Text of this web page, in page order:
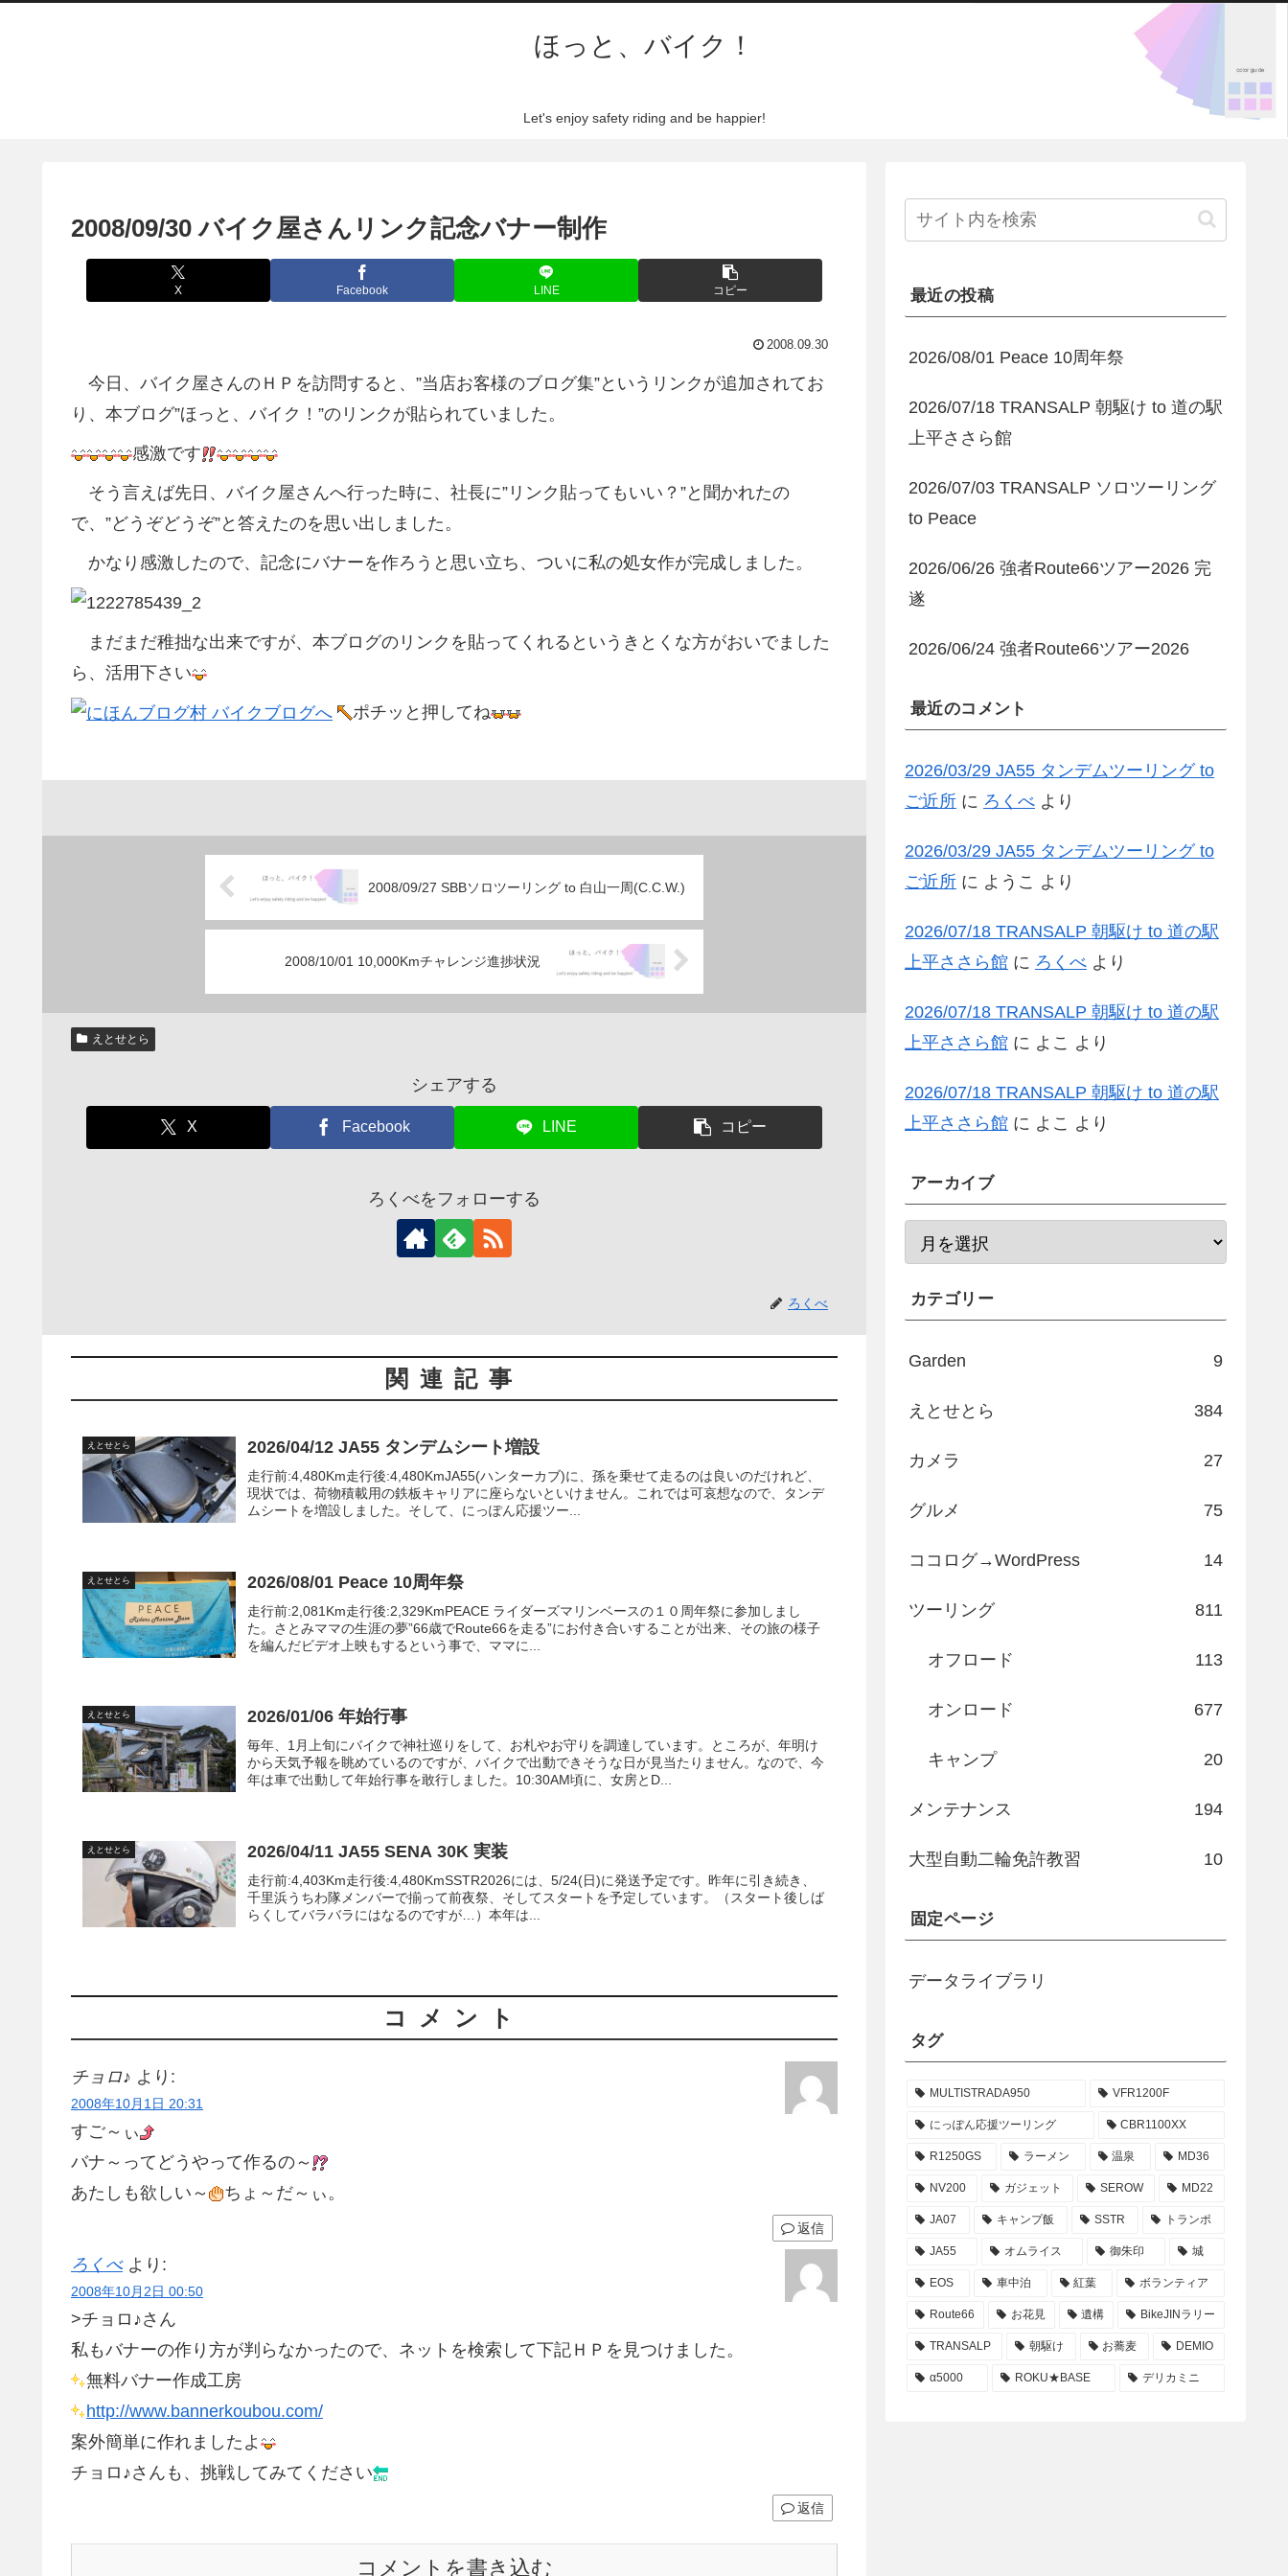
ほっと、バイク！
Let's enjoy safety riding and be happier!
2008/09/30 バイク屋さんリンク記念バナー制作
X Facebook LINE コピー
2008.09.30
今日、バイク屋さんのＨＰを訪問すると、”当店お客様のブログ集”というリンクが追加されてお
り、本ブログ”ほっと、バイク！”のリンクが貼られていました。
感激です
そう言えば先日、バイク屋さんへ行った時に、社長に”リンク貼ってもいい？”と聞かれたの
で、”どうぞどうぞ”と答えたのを思い出しました。
かなり感激したので、記念にバナーを作ろうと思い立ち、ついに私の処女作が完成しました。
まだまだ稚拙な出来ですが、本ブログのリンクを貼ってくれるというきとくな方がおいでました
ら、活用下さい
ポチッと押してね
2008/09/27 SBBソロツーリング to 白山一周(C.C.W.)
2008/10/01 10,000Kmチャレンジ進捗状況
えとせとら
シェアする
X Facebook LINE コピー
ろくべをフォローする
ろくべ
関連記事
えとせとら 2026/04/12 JA55 タンデムシート増設
走行前:4,480Km走行後:4,480KmJA55(ハンターカブ)に、孫を乗せて走るのは良いのだけれど、
現状では、荷物積載用の鉄板キャリアに座らないといけません。これでは可哀想なので、タンデ
ムシートを増設しました。そして、にっぽん応援ツー...
えとせとら 2026/08/01 Peace 10周年祭
走行前:2,081Km走行後:2,329KmPEACE ライダーズマリンベースの１０周年祭に参加しまし
た。さとみママの生涯の夢”66歳でRoute66を走る”にお付き合いすることが出来、その旅の様子
を編んだビデオ上映もするという事で、ママに...
えとせとら 2026/01/06 年始行事
毎年、1月上旬にバイクで神社巡りをして、お札やお守りを調達しています。ところが、年明け
から天気予報を眺めているのですが、バイクで出動できそうな日が見当たりません。なので、今
年は車で出動して年始行事を敢行しました。10:30AM頃に、女房とD...
えとせとら 2026/04/11 JA55 SENA 30K 実装
走行前:4,403Km走行後:4,480KmSSTR2026には、5/24(日)に発送予定です。昨年に引き続き、
千里浜うちわ隊メンバーで揃って前夜祭、そしてスタートを予定しています。（スタート後しば
らくしてバラバラにはなるのですが…）本年は...
コメント
チョロ♪ より:
2008年10月1日 20:31
すご～ぃ
バナ～ってどうやって作るの～
あたしも欲しい～
ちょ～だ～ぃ。
返信
ろくべ より:
2008年10月2日 00:50
>チョロ♪さん
私もバナーの作り方が判らなかったので、ネットを検索して下記ＨＰを見つけました。
無料バナー作成工房
http://www.bannerkoubou.com/
案外簡単に作れましたよ
チョロ♪さんも、挑戦してみてください
返信
コメントを書き込む
最近の投稿
2026/08/01 Peace 10周年祭
2026/07/18 TRANSALP 朝駆け to 道の駅
上平ささら館
2026/07/03 TRANSALP ソロツーリング
to Peace
2026/06/26 強者Route66ツアー2026 完
遂
2026/06/24 強者Route66ツアー2026
最近のコメント
2026/03/29 JA55 タンデムツーリング to
ご近所 に ろくべ より
2026/03/29 JA55 タンデムツーリング to
ご近所 に ようこ より
2026/07/18 TRANSALP 朝駆け to 道の駅
上平ささら館 に ろくべ より
2026/07/18 TRANSALP 朝駆け to 道の駅
上平ささら館 に よこ より
2026/07/18 TRANSALP 朝駆け to 道の駅
上平ささら館 に よこ より
アーカイブ
カテゴリー
Garden 9
えとせとら 384
カメラ 27
グルメ 75
ココログ→WordPress 14
ツーリング 811
オフロード 113
オンロード 677
キャンプ 20
メンテナンス 194
大型自動二輪免許教習 10
固定ページ
データライブラリ
タグ
MULTISTRADA950 VFR1200F
にっぽん応援ツーリング CBR1100XX
R1250GS ラーメン 温泉 MD36
NV200 ガジェット SEROW MD22
JA07 キャンプ飯 SSTR トランポ
JA55 オムライス 御朱印 城
EOS 車中泊 紅葉 ボランティア
Route66 お花見 遺構 BikeJINラリー
TRANSALP 朝駆け お蕎麦 DEMIO
α5000 ROKU★BASE デリカミニ